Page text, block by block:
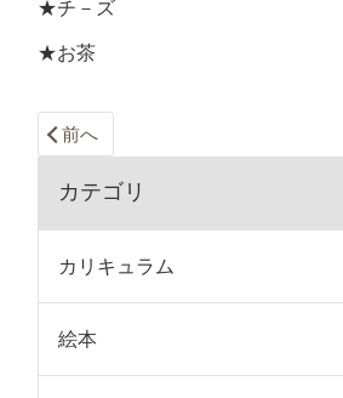
★チ－ズ
★お茶
前へ
カテゴリ
カリキュラム
絵本